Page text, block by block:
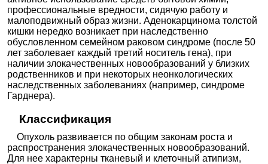
профессиональные вредности, сидячую работу и
малоподвижный образ жизни. Аденокарцинома толстой
кишки нередко возникает при наследственно
обусловленном семейном раковом синдроме (после 50
лет заболевает каждый третий носитель гена), при
наличии злокачественных новообразований у близких
родственников и при некоторых неонкологических
наследственных заболеваниях (например, синдроме
Гарднера).
Классификация
Опухоль развивается по общим законам роста и
распространения злокачественных новообразований.
Для нее характерны тканевый и клеточный атипизм,